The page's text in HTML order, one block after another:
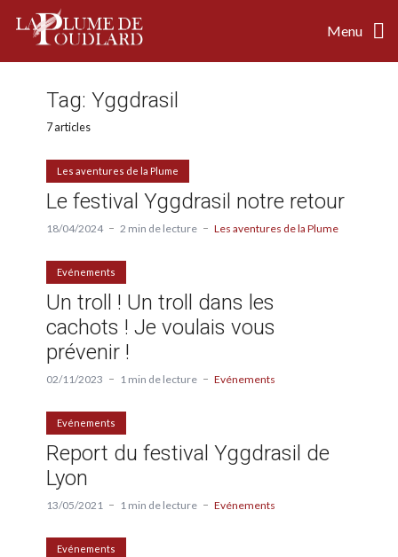
Menu
Tag: Yggdrasil
7 articles
Les aventures de la Plume
Le festival Yggdrasil notre retour
18/04/2024 2 min de lecture Les aventures de la Plume
Evénements
Un troll ! Un troll dans les
cachots ! Je voulais vous
prévenir !
02/11/2023 1 min de lecture Evénements
Evénements
Report du festival Yggdrasil de
Lyon
13/05/2021 1 min de lecture Evénements
Evénements